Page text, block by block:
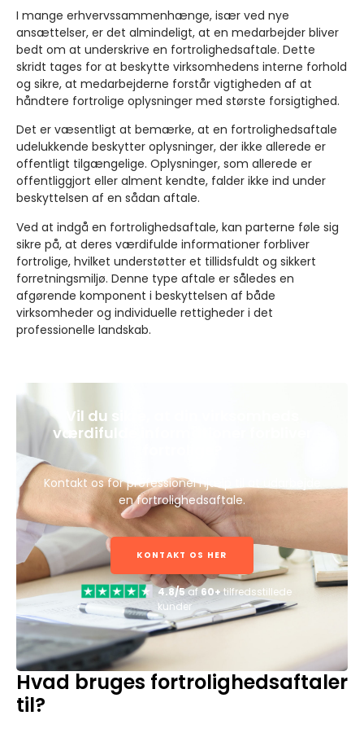
I mange erhvervssammenhænge, især ved nye
ansættelser, er det almindeligt, at en medarbejder bliver
bedt om at underskrive en fortrolighedsaftale. Dette
skridt tages for at beskytte virksomhedens interne forhold
og sikre, at medarbejderne forstår vigtigheden af at
håndtere fortrolige oplysninger med største forsigtighed.
Det er væsentligt at bemærke, at en fortrolighedsaftale
udelukkende beskytter oplysninger, der ikke allerede er
offentligt tilgængelige. Oplysninger, som allerede er
offentliggjort eller alment kendte, falder ikke ind under
beskyttelsen af en sådan aftale.
Ved at indgå en fortrolighedsaftale, kan parterne føle sig
sikre på, at deres værdifulde informationer forbliver
fortrolige, hvilket understøtter et tillidsfuldt og sikkert
forretningsmiljø. Denne type aftale er således en
afgørende komponent i beskyttelsen af både
virksomheder og individuelle rettigheder i det
professionelle landskab.
Vil du sikre, at din virksomheds
værdifulde informationer forbliver
Kontakt os for professionel hjælp til at udarbejde
en fortrolighedsaftale.
KONTAKT OS HER
4.8/5af60+ tilfredsstillede
kunder
Hvad bruges fortrolighedsaftaler
til?